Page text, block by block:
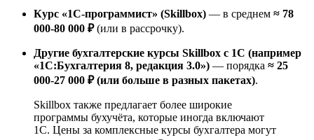
Курс «1С-программист» (Skillbox) — в среднем ≈ 78
000-80 000 ₽(или в рассрочку).
Другие бухгалтерские курсы Skillbox с 1С (например
«1С:Бухгалтерия 8, редакция 3.0») — порядка ≈ 25
000-27 000 ₽ (или больше в разных пакетах).
Skillbox также предлагает более широкие
программы бухучёта, которые иногда включают
1С. Цены за комплексные курсы бухгалтера могут